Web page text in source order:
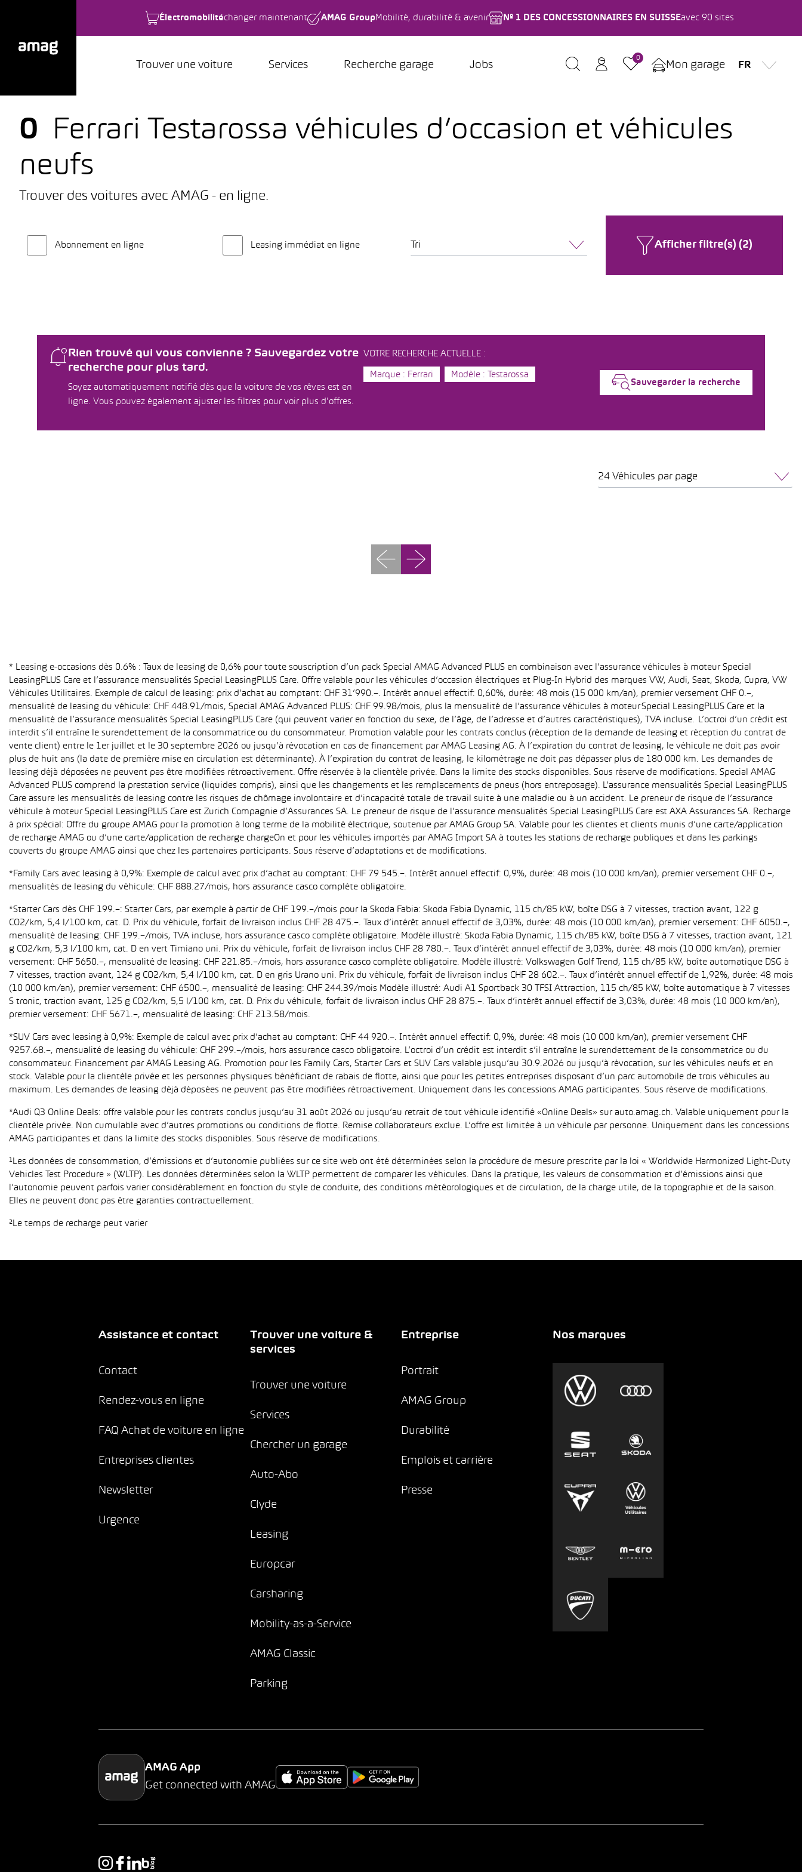
Électromobilitéchanger maintenant AMAG Group Mobilité, durabilité & avenir Nº 1 DES CONCESSIONNAIRES EN SUISSEavec 90 sites
Trouver une voiture Services Recherche garage Jobs
0
Mon garage FR
0
Ferrari Testarossa véhicules d’occasion et véhicules
neufs
Trouver des voitures avec AMAG - en ligne.
Abonnement en ligne Leasing immédiat en ligne Tri Afficher filtre(s) (2)
Rien trouvé qui vous convienne ? Sauvegardez votre
recherche pour plus tard.
Soyez automatiquement notifié dès que la voiture de vos rêves est en
ligne. Vous pouvez également ajuster les filtres pour voir plus d'offres.
VOTRE RECHERCHE ACTUELLE :
Marque : Ferrari
Modèle : Testarossa
Sauvegarder la recherche
24 Véhicules par page
* Leasing e-occasions dès 0.6% : Taux de leasing de 0,6% pour toute souscription d’un pack Special AMAG Advanced PLUS en combinaison avec l’assurance véhicules à moteur Special
LeasingPLUS Care et l’assurance mensualités Special LeasingPLUS Care. Offre valable pour les véhicules d’occasion électriques et Plug-In Hybrid des marques VW, Audi, Seat, Skoda, Cupra, VW
Véhicules Utilitaires. Exemple de calcul de leasing: prix d’achat au comptant: CHF 31’990.–. Intérêt annuel effectif: 0,60%, durée: 48 mois (15 000 km/an), premier versement CHF 0.–,
mensualité de leasing du véhicule: CHF 448.91/mois, Special AMAG Advanced PLUS: CHF 99.98/mois, plus la mensualité de l’assurance véhicules à moteur Special LeasingPLUS Care et la
mensualité de l’assurance mensualités Special LeasingPLUS Care (qui peuvent varier en fonction du sexe, de l’âge, de l’adresse et d’autres caractéristiques), TVA incluse. L’octroi d’un crédit est
interdit s’il entraîne le surendettement de la consommatrice ou du consommateur. Promotion valable pour les contrats conclus (réception de la demande de leasing et réception du contrat de
vente client) entre le 1er juillet et le 30 septembre 2026 ou jusqu’à révocation en cas de financement par AMAG Leasing AG. À l’expiration du contrat de leasing, le véhicule ne doit pas avoir
plus de huit ans (la date de première mise en circulation est déterminante). À l’expiration du contrat de leasing, le kilométrage ne doit pas dépasser plus de 180 000 km. Les demandes de
leasing déjà déposées ne peuvent pas être modifiées rétroactivement. Offre réservée à la clientèle privée. Dans la limite des stocks disponibles. Sous réserve de modifications. Special AMAG
Advanced PLUS comprend la prestation service (liquides compris), ainsi que les changements et les remplacements de pneus (hors entreposage). L’assurance mensualités Special LeasingPLUS
Care assure les mensualités de leasing contre les risques de chômage involontaire et d’incapacité totale de travail suite à une maladie ou à un accident. Le preneur de risque de l’assurance
véhicule à moteur Special LeasingPLUS Care est Zurich Compagnie d’Assurances SA. Le preneur de risque de l’assurance mensualités Special LeasingPLUS Care est AXA Assurances SA. Recharge
à prix spécial: Offre du groupe AMAG pour la promotion à long terme de la mobilité électrique, soutenue par AMAG Group SA. Valable pour les clientes et clients munis d’une carte/application
de recharge AMAG ou d’une carte/application de recharge chargeOn et pour les véhicules importés par AMAG Import SA à toutes les stations de recharge publiques et dans les parkings
couverts du groupe AMAG ainsi que chez les partenaires participants. Sous réserve d’adaptations et de modifications.
*Family Cars avec leasing à 0,9%: Exemple de calcul avec prix d’achat au comptant: CHF 79 545.–. Intérêt annuel effectif: 0,9%, durée: 48 mois (10 000 km/an), premier versement CHF 0.–,
mensualités de leasing du véhicule: CHF 888.27/mois, hors assurance casco complète obligatoire.
*Starter Cars dès CHF 199.–: Starter Cars, par exemple à partir de CHF 199.–/mois pour la Skoda Fabia: Skoda Fabia Dynamic, 115 ch/85 kW, boîte DSG à 7 vitesses, traction avant, 122 g
CO2/km, 5,4 l/100 km, cat. D. Prix du véhicule, forfait de livraison inclus CHF 28 475.–. Taux d’intérêt annuel effectif de 3,03%, durée: 48 mois (10 000 km/an), premier versement: CHF 6050.–,
mensualité de leasing: CHF 199.–/mois, TVA incluse, hors assurance casco complète obligatoire. Modèle illustré: Skoda Fabia Dynamic, 115 ch/85 kW, boîte DSG à 7 vitesses, traction avant, 121
g CO2/km, 5,3 l/100 km, cat. D en vert Timiano uni. Prix du véhicule, forfait de livraison inclus CHF 28 780.–. Taux d’intérêt annuel effectif de 3,03%, durée: 48 mois (10 000 km/an), premier
versement: CHF 5650.–, mensualité de leasing: CHF 221.85.–/mois, hors assurance casco complète obligatoire. Modèle illustré: Volkswagen Golf Trend, 115 ch/85 kW, boîte automatique DSG à
7 vitesses, traction avant, 124 g CO2/km, 5,4 l/100 km, cat. D en gris Urano uni. Prix du véhicule, forfait de livraison inclus CHF 28 602.–. Taux d’intérêt annuel effectif de 1,92%, durée: 48 mois
(10 000 km/an), premier versement: CHF 6500.–, mensualité de leasing: CHF 244.39/mois Modèle illustré: Audi A1 Sportback 30 TFSI Attraction, 115 ch/85 kW, boîte automatique à 7 vitesses
S tronic, traction avant, 125 g CO2/km, 5,5 l/100 km, cat. D. Prix du véhicule, forfait de livraison inclus CHF 28 875.–. Taux d’intérêt annuel effectif de 3,03%, durée: 48 mois (10 000 km/an),
premier versement: CHF 5671.–, mensualité de leasing: CHF 213.58/mois.
*SUV Cars avec leasing à 0,9%: Exemple de calcul avec prix d’achat au comptant: CHF 44 920.–. Intérêt annuel effectif: 0,9%, durée: 48 mois (10 000 km/an), premier versement CHF
9257.68.–, mensualité de leasing du véhicule: CHF 299.–/mois, hors assurance casco obligatoire. L’octroi d’un crédit est interdit s’il entraîne le surendettement de la consommatrice ou du
consommateur. Financement par AMAG Leasing AG. Promotion pour les Family Cars, Starter Cars et SUV Cars valable jusqu’au 30.9.2026 ou jusqu’à révocation, sur les véhicules neufs et en
stock. Valable pour la clientèle privée et les personnes physiques bénéficiant de rabais de flotte, ainsi que pour les petites entreprises disposant d’un parc automobile de trois véhicules au
maximum. Les demandes de leasing déjà déposées ne peuvent pas être modifiées rétroactivement. Uniquement dans les concessions AMAG participantes. Sous réserve de modifications.
*Audi Q3 Online Deals: offre valable pour les contrats conclus jusqu’au 31 août 2026 ou jusqu’au retrait de tout véhicule identifié «Online Deals» sur auto.amag.ch. Valable uniquement pour la
clientèle privée. Non cumulable avec d’autres promotions ou conditions de flotte. Remise collaborateurs exclue. L’offre est limitée à un véhicule par personne. Uniquement dans les concessions
AMAG participantes et dans la limite des stocks disponibles. Sous réserve de modifications.
¹Les données de consommation, d’émissions et d’autonomie publiées sur ce site web ont été déterminées selon la procédure de mesure prescrite par la loi « Worldwide Harmonized Light-Duty
Vehicles Test Procedure » (WLTP). Les données déterminées selon la WLTP permettent de comparer les véhicules. Dans la pratique, les valeurs de consommation et d’émissions ainsi que
l’autonomie peuvent parfois varier considérablement en fonction du style de conduite, des conditions météorologiques et de circulation, de la charge utile, de la topographie et de la saison.
Elles ne peuvent donc pas être garanties contractuellement.
²Le temps de recharge peut varier
Assistance et contact
Contact
Rendez-vous en ligne
FAQ Achat de voiture en ligne
Entreprises clientes
Newsletter
Urgence
Trouver une voiture &
services
Trouver une voiture
Services
Chercher un garage
Auto-Abo
Clyde
Leasing
Europcar
Carsharing
Mobility-as-a-Service
AMAG Classic
Parking
Entreprise
Portrait
AMAG Group
Durabilité
Emplois et carrière
Presse
Nos marques
AMAG App
Get connected with AMAG